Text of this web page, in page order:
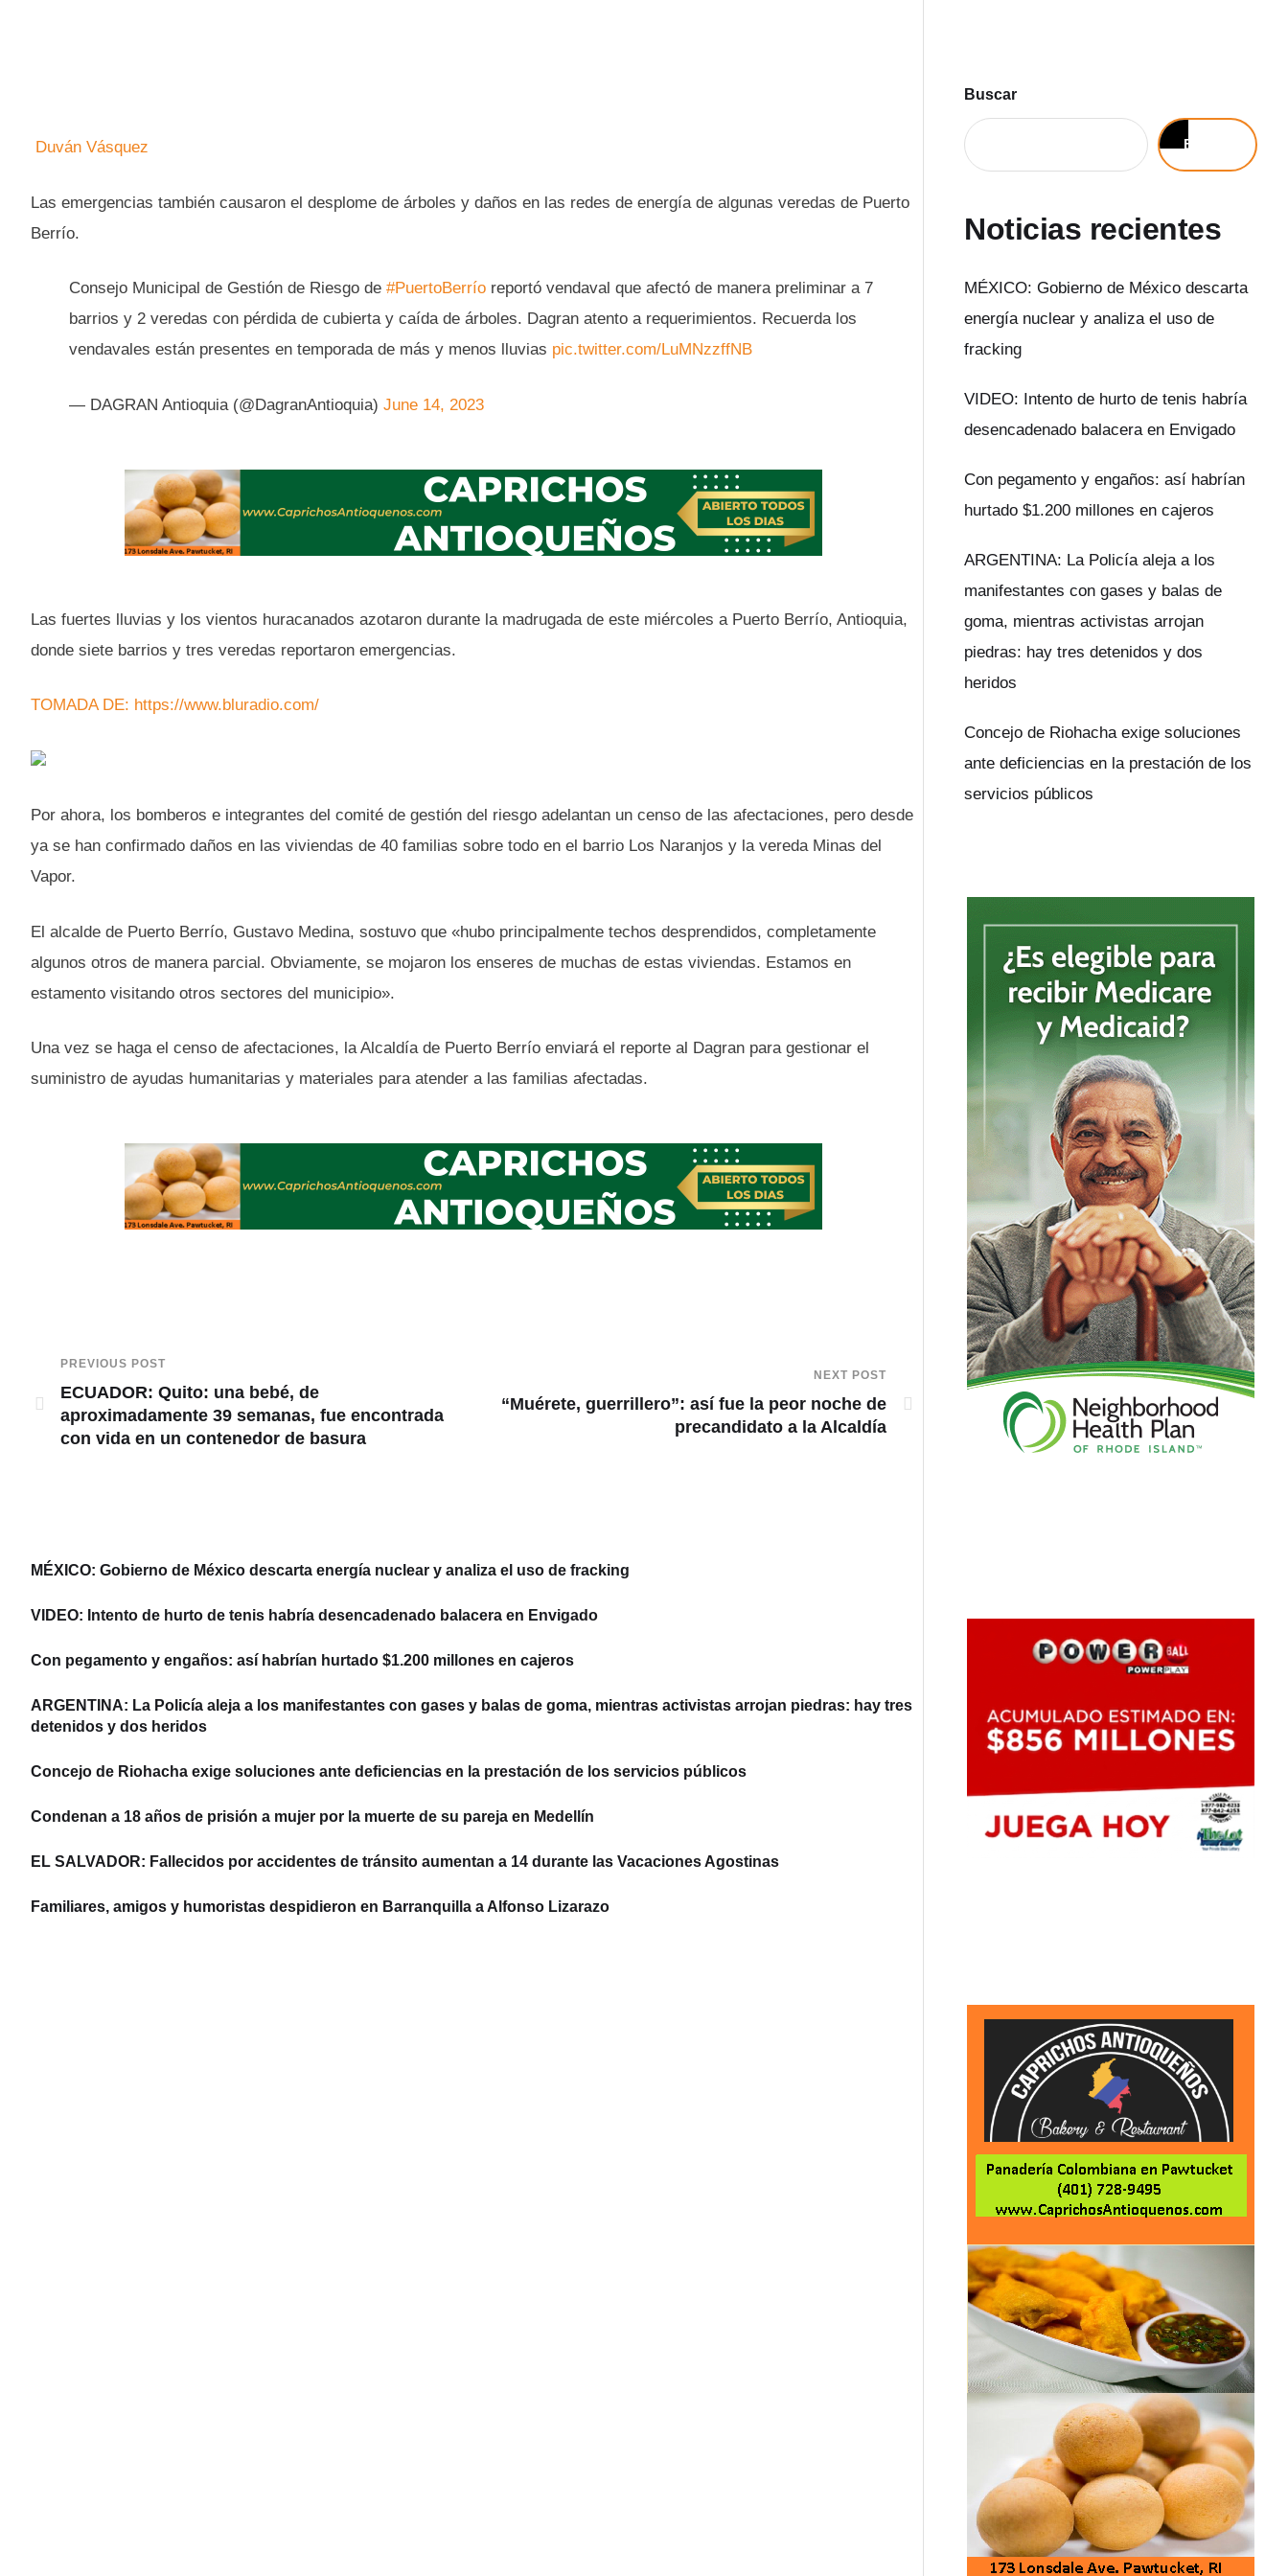
Duván Vásquez
Las emergencias también causaron el desplome de árboles y daños en las redes de energía de algunas veredas de Puerto
Berrío.
Consejo Municipal de Gestión de Riesgo de #PuertoBerrío reportó vendaval que afectó de manera preliminar a 7
barrios y 2 veredas con pérdida de cubierta y caída de árboles. Dagran atento a requerimientos. Recuerda los
vendavales están presentes en temporada de más y menos lluvias pic.twitter.com/LuMNzzffNB
— DAGRAN Antioquia (@DagranAntioquia) June 14, 2023
Las fuertes lluvias y los vientos huracanados azotaron durante la madrugada de este miércoles a Puerto Berrío, Antioquia,
donde siete barrios y tres veredas reportaron emergencias.
TOMADA DE: https://www.bluradio.com/
Por ahora, los bomberos e integrantes del comité de gestión del riesgo adelantan un censo de las afectaciones, pero desde
ya se han confirmado daños en las viviendas de 40 familias sobre todo en el barrio Los Naranjos y la vereda Minas del
Vapor.
El alcalde de Puerto Berrío, Gustavo Medina, sostuvo que «hubo principalmente techos desprendidos, completamente
algunos otros de manera parcial. Obviamente, se mojaron los enseres de muchas de estas viviendas. Estamos en
estamento visitando otros sectores del municipio».
Una vez se haga el censo de afectaciones, la Alcaldía de Puerto Berrío enviará el reporte al Dagran para gestionar el
suministro de ayudas humanitarias y materiales para atender a las familias afectadas.
PREVIOUS POST
ECUADOR: Quito: una bebé, de
aproximadamente 39 semanas, fue encontrada
con vida en un contenedor de basura
NEXT POST
“Muérete, guerrillero”: así fue la peor noche de
precandidato a la Alcaldía
MÉXICO: Gobierno de México descarta energía nuclear y analiza el uso de fracking
VIDEO: Intento de hurto de tenis habría desencadenado balacera en Envigado
Con pegamento y engaños: así habrían hurtado $1.200 millones en cajeros
ARGENTINA: La Policía aleja a los manifestantes con gases y balas de goma, mientras activistas arrojan piedras: hay tres
detenidos y dos heridos
Concejo de Riohacha exige soluciones ante deficiencias en la prestación de los servicios públicos
Condenan a 18 años de prisión a mujer por la muerte de su pareja en Medellín
EL SALVADOR: Fallecidos por accidentes de tránsito aumentan a 14 durante las Vacaciones Agostinas
Familiares, amigos y humoristas despidieron en Barranquilla a Alfonso Lizarazo
Buscar
Buscar
Noticias recientes
MÉXICO: Gobierno de México descarta
energía nuclear y analiza el uso de
fracking
VIDEO: Intento de hurto de tenis habría
desencadenado balacera en Envigado
Con pegamento y engaños: así habrían
hurtado $1.200 millones en cajeros
ARGENTINA: La Policía aleja a los
manifestantes con gases y balas de
goma, mientras activistas arrojan
piedras: hay tres detenidos y dos
heridos
Concejo de Riohacha exige soluciones
ante deficiencias en la prestación de los
servicios públicos